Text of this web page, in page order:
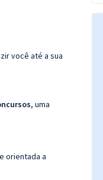
você até a sua
, uma
orientada a